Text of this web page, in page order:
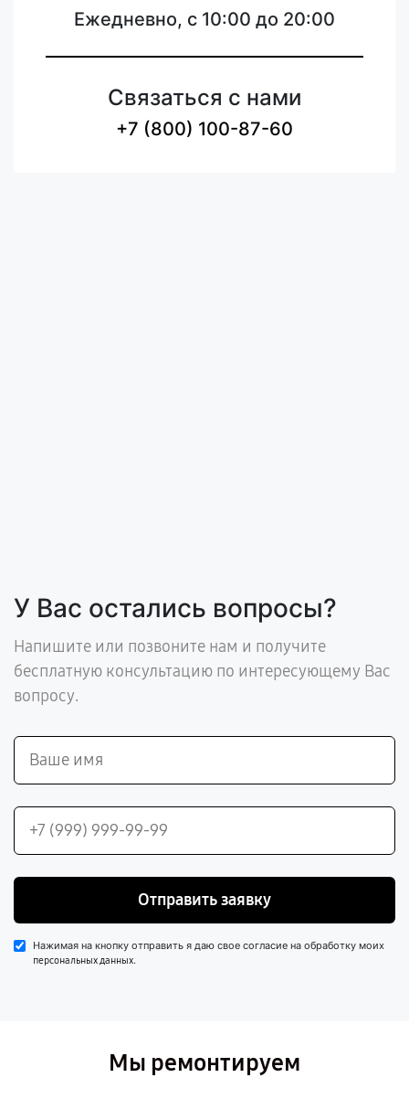
Ежедневно, с 10:00 до 20:00
Связаться с нами
+7 (800) 100-87-60
У Вас остались вопросы?
Напишите или позвоните нам и получите
бесплатную консультацию по интересующему Вас
вопросу.
Отправить заявку
Нажимая на кнопку отправить я даю свое согласие на обработку моих
персональных данных.
Мы ремонтируем